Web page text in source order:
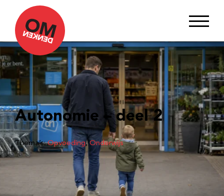
Autonomie – deel 2
Thema’s:Opvoeding, Onderwijs